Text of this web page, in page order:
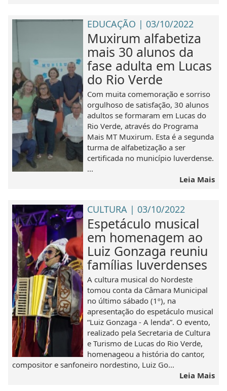
EDUCAÇÃO | 03/10/2022
Muxirum alfabetiza
mais 30 alunos da
fase adulta em Lucas
do Rio Verde
Com muita comemoração e sorriso
orgulhoso de satisfação, 30 alunos
adultos se formaram em Lucas do
Rio Verde, através do Programa
Mais MT Muxirum. Esta é a segunda
turma de alfabetização a ser
certificada no município luverdense.
...
Leia Mais
CULTURA | 03/10/2022
Espetáculo musical
em homenagem ao
Luiz Gonzaga reuniu
famílias luverdenses
A cultura musical do Nordeste
tomou conta da Câmara Municipal
no último sábado (1º), na
apresentação do espetáculo musical
“Luiz Gonzaga - A lenda”. O evento,
realizado pela Secretaria de Cultura
e Turismo de Lucas do Rio Verde,
homenageou a história do cantor,
compositor e sanfoneiro nordestino, Luiz Go...
Leia Mais